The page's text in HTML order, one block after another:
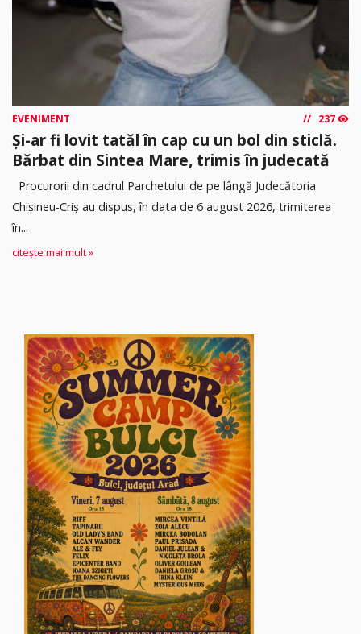
EVENIMENT 237
Și-ar fi lovit tatăl în cap cu un bol din sticlă.
Bărbat din Sintea Mare, trimis în judecată
Procurorii din cadrul Parchetului de pe lângă Judecătoria
Chișineu-Criș au dispus, în data de 6 august 2026, trimiterea
în...
citește mai mult »